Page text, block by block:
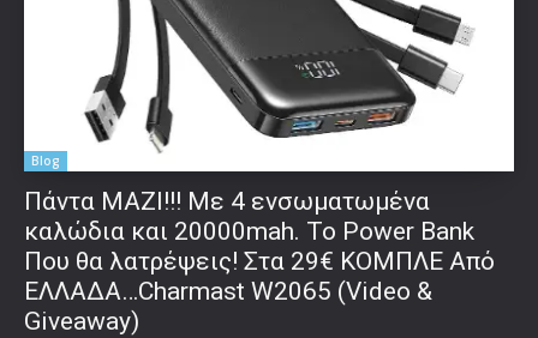
Blog
Πάντα ΜΑΖΙ!!! Με 4 ενσωματωμένα
καλώδια και 20000mah. Το Power Bank
Που θα λατρέψεις! Στα 29€ ΚΟΜΠΛΕ Από
ΕΛΛΑΔΑ…Charmast W2065 (Video &
Giveaway)